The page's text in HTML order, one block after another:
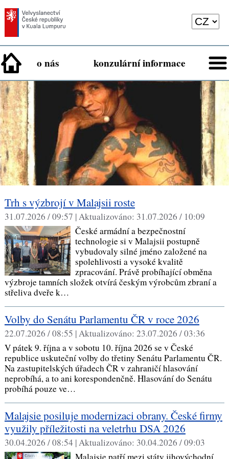
o nás konzulární informace
Trh s výzbrojí v Malajsii roste
31.07.2026 / 09:57 |Aktualizováno: 31.07.2026 / 10:09
České armádní a bezpečnostní
technologie si v Malajsii postupně
vybudovaly silné jméno založené na
spolehlivosti a vysoké kvalitě
zpracování. Právě probíhající obměna
výzbroje tamních složek otvírá českým výrobcům zbraní a
střeliva dveře k…
Volby do Senátu Parlamentu ČR v roce 2026
22.07.2026 / 08:55 |Aktualizováno: 23.07.2026 / 03:36
V pátek 9. října a v sobotu 10. října 2026 se v České
republice uskuteční volby do třetiny Senátu Parlamentu ČR.
Na zastupitelských úřadech ČR v zahraničí hlasování
neprobíhá, a to ani korespondenčně. Hlasování do Senátu
probíhá pouze ve…
Malajsie posiluje modernizaci obrany. České firmy
využily příležitosti na veletrhu DSA 2026
30.04.2026 / 08:54 |Aktualizováno: 30.04.2026 / 09:03